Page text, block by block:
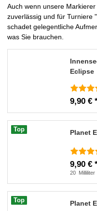
Auch wenn unsere
zuverlässig und für Turniere
schadet gelegentliche
was Sie brauchen.
Eclipse
9,90 €
Top Planet
9,90 €
20 Milliliter
Top Planet